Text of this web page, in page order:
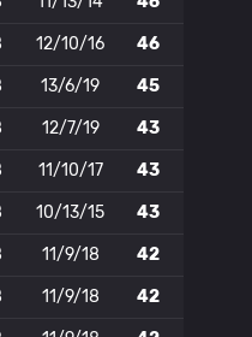
12/10/16 46
13/6/19 45
12/7/19 43
11/10/17 43
10/13/15 43
11/9/18 42
11/9/18 42